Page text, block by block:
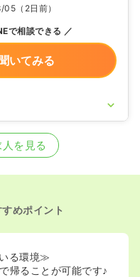
（2日前）
で相談できる
いてみる
を見る
めポイント
る環境≫
帰ることが可能です♪